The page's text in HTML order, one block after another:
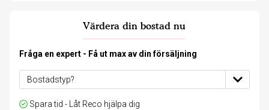
Värdera din bostad nu
Fråga en expert - Få ut max av din försäljning
Spara tid - Låt Reco hjälpa dig